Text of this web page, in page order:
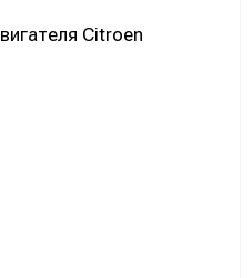
Citroen